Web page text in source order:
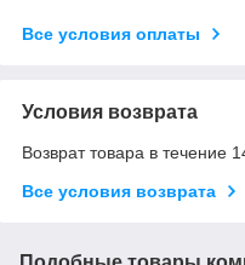
Все условия оплаты
Условия возврата
Возврат товара в течение
Все условия возврата